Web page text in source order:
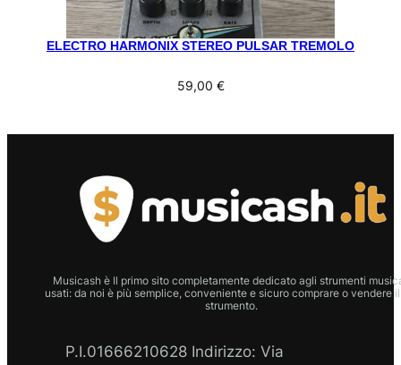
ELECTRO HARMONIX STEREO PULSAR TREMOLO
59,00 €
Musicash è Il primo sito completamente dedicato agli strumenti
usati: da noi è più semplice, conveniente e sicuro comprare o vendere
strumento.
P.I.01666210628 Indirizzo: Via